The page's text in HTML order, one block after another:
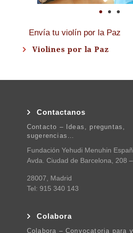
Envía tu violín por la Paz
Violines por la Paz
Contactanos
Contacto – Ideas, preguntas,
sugerencias…
Fundación Yehudi Menuhin
Avda. Ciudad de Barcelona, 208 –
28007, Madrid
Tel: 915 340 143
Colabora
Colabora – Convocatoria para